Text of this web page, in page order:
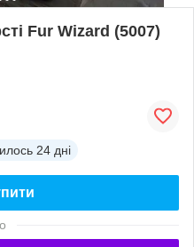
Fur Wizard (5007)
24 дні